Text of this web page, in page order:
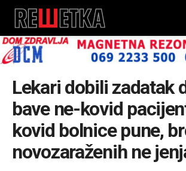
Lekari dobili zadatak
bave ne-kovid
kovid bolnice pune,
novozaraženih ne